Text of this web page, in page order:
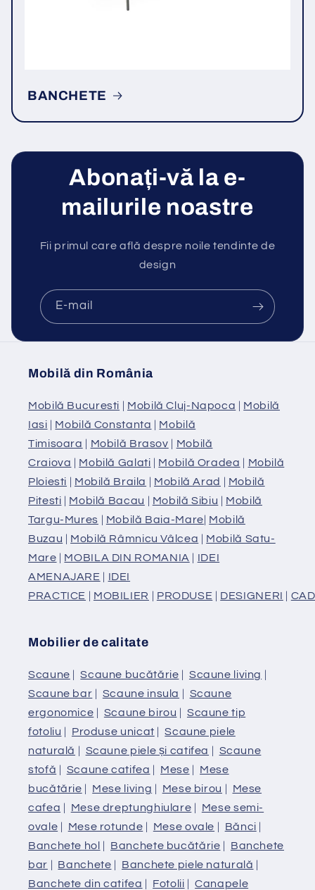
BANCHETE
Abonați-vă la e-
mailurile noastre
Fii primul care află despre noile tendinte de
design
E-mail
Mobilă din România
Mobilă Bucuresti | Mobilă Cluj-Napoca | Mobilă
Iasi | Mobilă Constanta | Mobilă
Timisoara | Mobilă Brasov | Mobilă
Craiova | Mobilă Galati | Mobilă Oradea | Mobilă
Ploiesti | Mobilă Braila | Mobilă Arad | Mobilă
Pitesti | Mobilă Bacau | Mobilă Sibiu | Mobilă
Targu-Mures | Mobilă Baia-Mare| Mobilă
Buzau | Mobilă Râmnicu Vâlcea | Mobilă Satu-
Mare | MOBILA DIN ROMANIA | IDEI
AMENAJARE | IDEI
PRACTICE | MOBILIER | PRODUSE | DESIGNERI |
Mobilier de calitate
Scaune |Scaune bucătărie | Scaune living |
Scaune bar | Scaune insula | Scaune
ergonomice | Scaune birou | Scaune tip
fotoliu | Produse unicat |Scaune piele
naturală | Scaune piele și catifea | Scaune
stofă | Scaune catifea | Mese | Mese
bucătărie | Mese living | Mese birou | Mese
cafea | Mese dreptunghiulare | Mese semi-
ovale | Mese rotunde | Mese ovale | Bănci |
Banchete hol | Banchete bucătărie | Banchete
bar | Banchete | Banchete piele naturală |
Banchete din catifea | Fotolii |Canapele